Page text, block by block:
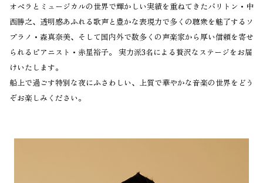
オペラとミュージカルの世界で輝かしい実績を重ねてきたバリトン・中
西勝之、透明感あふれる歌声と豊かな表現力で多くの聴衆を魅了するソ
プラノ・森真奈美、そして国内外で数多くの声楽家から厚い信頼を寄せ
られるピアニスト・赤星裕子。 実力派3名による贅沢なステージをお届
けいたします。
船上で過ごす特別な夜にふさわしい、上質で華やかな音楽の世界をどう
ぞお楽しみください。